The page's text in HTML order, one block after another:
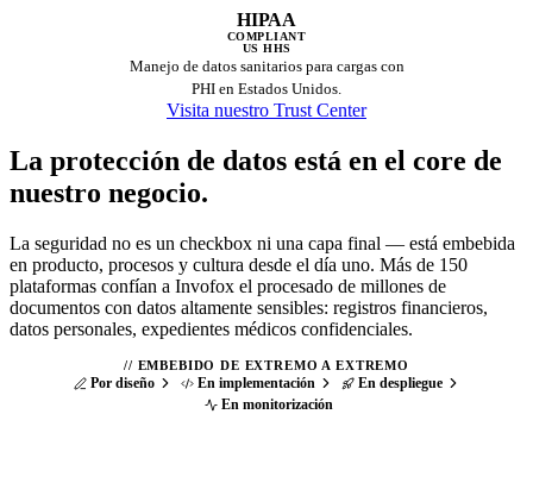
HIPAA
COMPLIANT
US HHS
Manejo de datos sanitarios para cargas con
PHI en Estados Unidos.
Visita nuestro Trust Center
La protección de datos está en el core de
nuestro negocio.
La seguridad no es un checkbox ni una capa final — está embebida
en producto, procesos y cultura desde el día uno. Más de 150
plataformas confían a Invofox el procesado de millones de
documentos con datos altamente sensibles: registros financieros,
datos personales, expedientes médicos confidenciales.
// EMBEBIDO DE EXTREMO A EXTREMO
Por diseño En implementación
En despliegue
En monitorización